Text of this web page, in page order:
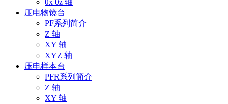
θx θz 轴
压电物镜台
PF系列简介
Z 轴
XY 轴
XYZ 轴
压电样本台
PFR系列简介
Z 轴
XY 轴